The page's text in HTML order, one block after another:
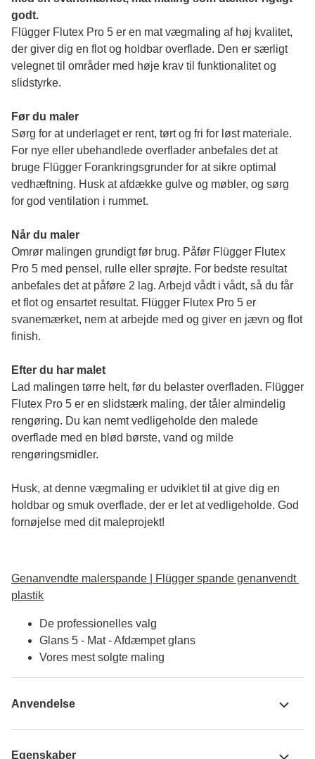
godt.
Flügger Flutex Pro 5 er en mat vægmaling af høj kvalitet,
der giver dig en flot og holdbar overflade. Den er særligt
velegnet til områder med høje krav til funktionalitet og
slidstyrke.
Før du maler
Sørg for at underlaget er rent, tørt og fri for løst materiale.
For nye eller ubehandlede overflader anbefales det at
bruge Flügger Forankringsgrunder for at sikre optimal
vedhæftning. Husk at afdække gulve og møbler, og sørg
for god ventilation i rummet.
Når du maler
Omrør malingen grundigt før brug. Påfør Flügger Flutex
Pro 5 med pensel, rulle eller sprøjte. For bedste resultat
anbefales det at påføre 2 lag. Arbejd vådt i vådt, så du får
et flot og ensartet resultat. Flügger Flutex Pro 5 er
svanemærket, nem at arbejde med og giver en jævn og flot
finish.
Efter du har malet
Lad malingen tørre helt, før du belaster overfladen. Flügger
Flutex Pro 5 er en slidstærk maling, der tåler almindelig
rengøring. Du kan nemt vedligeholde den malede
overflade med en blød børste, vand og milde
rengøringsmidler.
Husk, at denne vægmaling er udviklet til at give dig en
holdbar og smuk overflade, der er let at vedligeholde. God
fornøjelse med dit maleprojekt!
Genanvendte malerspande | Flügger spande genanvendt
plastik
De professionelles valg
Glans 5 - Mat - Afdæmpet glans
Vores mest solgte maling
Anvendelse
Egenskaber